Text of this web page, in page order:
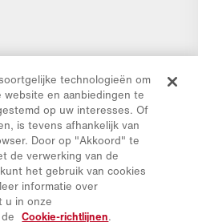
technologieën om
en aanbiedingen te
op uw interesses. Of
is tevens afhankelijk van
Door op "Akkoord" te
de verwerking van de
het gebruik van cookies
informatie over
u in onze
Cookie-richtlijnen.